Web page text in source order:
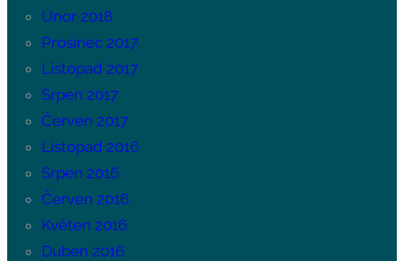
Únor 2018
Prosinec 2017
Listopad 2017
Srpen 2017
Červen 2017
Listopad 2016
Srpen 2016
Červen 2016
Květen 2016
Duben 2016